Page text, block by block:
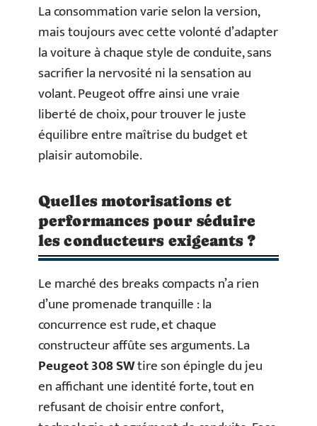
La consommation varie selon la version,
mais toujours avec cette volonté d’adapter
la voiture à chaque style de conduite, sans
sacrifier la nervosité ni la sensation au
volant. Peugeot offre ainsi une vraie
liberté de choix, pour trouver le juste
équilibre entre maîtrise du budget et
plaisir automobile.
Quelles motorisations et
performances pour séduire
les conducteurs exigeants ?
Le marché des breaks compacts n’a rien
d’une promenade tranquille : la
concurrence est rude, et chaque
constructeur affûte ses arguments. La
Peugeot 308 SWtire son épingle du jeu
en affichant une identité forte, tout en
refusant de choisir entre confort,